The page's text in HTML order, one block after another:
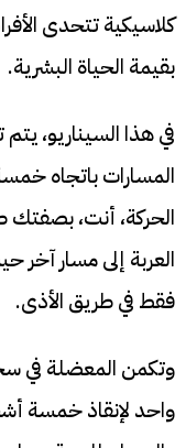
كلاسيكية تتحدى
بقيمة الحياة البشرية.
في هذا السيناريو،
المسارات باتجاه
الحركة، أنت، بصفتك
العربة إلى مسار
فقط في طريق الأذى.
وتكمن المعضلة في
واحد لإنقاذ خمسة